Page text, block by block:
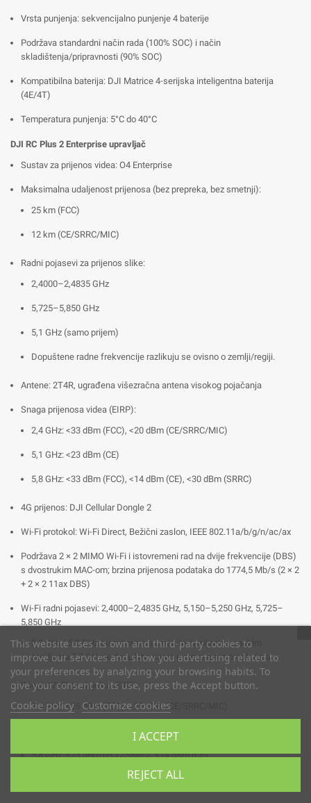
Vrsta punjenja: sekvencijalno punjenje 4 baterije
Podržava standardni način rada (100% SOC) i način
skladištenja/pripravnosti (90% SOC)
Kompatibilna baterija: DJI Matrice 4-serijska inteligentna baterija
(4E/4T)
Temperatura punjenja: 5°C do 40°C
DJI RC Plus 2 Enterprise upravljač
Sustav za prijenos videa: O4 Enterprise
Maksimalna udaljenost prijenosa (bez prepreka, bez smetnji):
25 km (FCC)
12 km (CE/SRRC/MIC)
Radni pojasevi za prijenos slike:
2,4000–2,4835 GHz
5,725–5,850 GHz
5,1 GHz (samo prijem)
Dopuštene radne frekvencije razlikuju se ovisno o zemlji/regiji.
Antene: 2T4R, ugrađena višezračna antena visokog pojačanja
Snaga prijenosa videa (EIRP):
2,4 GHz: <33 dBm (FCC), <20 dBm (CE/SRRC/MIC)
5,1 GHz: <23 dBm (CE)
5,8 GHz: <33 dBm (FCC), <14 dBm (CE), <30 dBm (SRRC)
4G prijenos: DJI Cellular Dongle 2
Wi-Fi protokol: Wi-Fi Direct, Bežični zaslon, IEEE 802.11a/b/g/n/ac/ax
Podržava 2 × 2 MIMO Wi-Fi i istovremeni rad na dvije frekvencije (DBS)
s dvostrukim MAC-om; brzina prijenosa podataka do 1774,5 Mb/s (2 × 2
+ 2 × 2 11ax DBS)
Wi-Fi radni pojasevi: 2,4000–2,4835 GHz, 5,150–5,250 GHz, 5,725–
5,850 GHz
5,8 GHz i 5,2 GHz su zabranjeni u nekim zemljama; u nekim
zemljama 5,2 GHz je dopušten samo u zatvorenim prostorima
Snaga Wi-Fi predajnika (EIRP):
2,4 GHz: <26 dBm (FCC), <20 dBm (CE/SRRC/MIC)
5,8 GHz: <23 dBm (FCC/SRRC), <14 dBm (CE)
This website uses its own and third-party cookies to
improve our services and show you advertising related to
your preferences by analyzing your browsing habits. To
give your consent to its use, press the Accept button.
Cookie policy Customize cookies
REJECT ALL
I ACCEPT